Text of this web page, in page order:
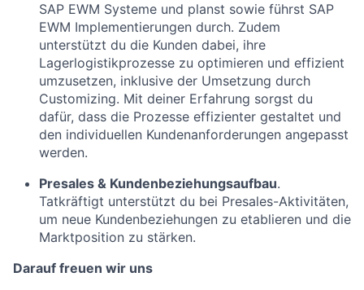
SAP EWM Systeme und planst sowie führst SAP
EWM Implementierungen durch. Zudem
unterstützt du die Kunden dabei, ihre
Lagerlogistikprozesse zu optimieren und effizient
umzusetzen, inklusive der Umsetzung durch
Customizing. Mit deiner Erfahrung sorgst du
dafür, dass die Prozesse effizienter gestaltet und
den individuellen Kundenanforderungen angepasst
werden.
Presales & Kundenbeziehungsaufbau.
Tatkräftigt unterstützt du bei Presales-Aktivitäten,
um neue Kundenbeziehungen zu etablieren und die
Marktposition zu stärken.
Darauf freuen wir uns